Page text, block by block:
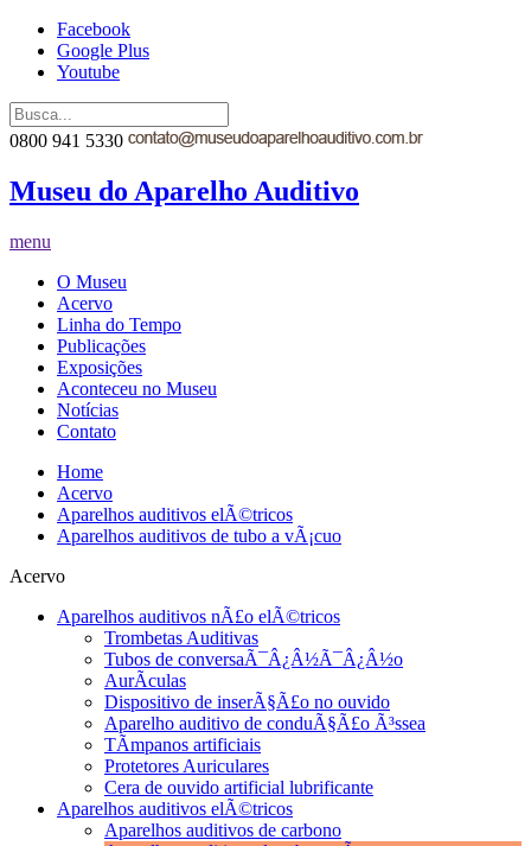
Facebook
Google Plus
Youtube
0800 941 5330
Museu do Aparelho Auditivo
menu
O Museu
Acervo
Linha do Tempo
Publicações
Exposições
Aconteceu no Museu
Notícias
Contato
Home
Acervo
Aparelhos auditivos elÃ©tricos
Aparelhos auditivos de tubo a vÃ¡cuo
Acervo
Aparelhos auditivos nÃ£o elÃ©tricos
Trombetas Auditivas
Tubos de conversaÃ¯Â¿Â½Ã¯Â¿Â½o
AurÃ­culas
Dispositivo de inserÃ§Ã£o no ouvido
Aparelho auditivo de conduÃ§Ã£o Ã³ssea
TÃ­mpanos artificiais
Protetores Auriculares
Cera de ouvido artificial lubrificante
Aparelhos auditivos elÃ©tricos
Aparelhos auditivos de carbono